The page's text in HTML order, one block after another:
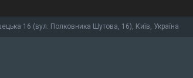
16 (вул. Полковника Шутова, 16), Київ, Україна